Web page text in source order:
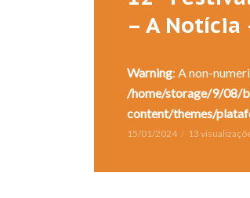
– A Notícia
Warning: A non-
/home/storage/9/08/
content/themes/
15/01/2024 13